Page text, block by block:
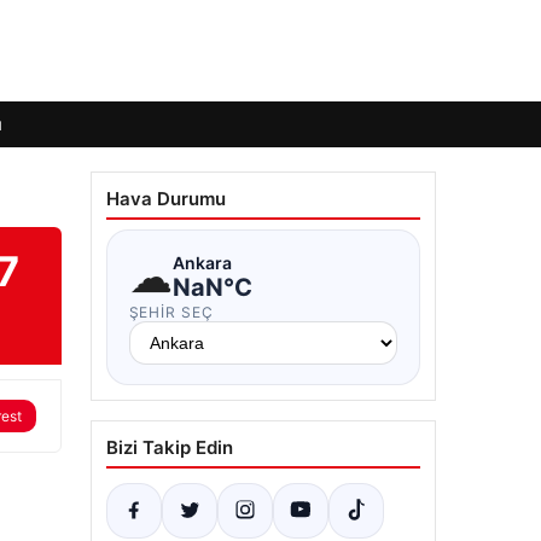
Hava Durumu
☁Ankara
NaN°C
ŞEHIR SEÇ
Bizi Takip Edin